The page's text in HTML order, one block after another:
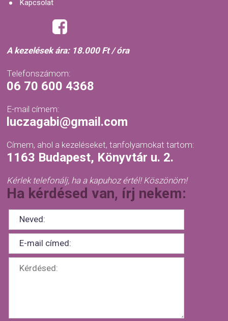
Kapcsolat
A kezelések ára: 18.000 Ft / óra
Telefonszámom:
06 70 600 4368
E-mail címem:
luczagabi@gmail.com
Címem, ahol a kezeléseket, tanfolyamokat tartom:
1163 Budapest, Könyvtár u. 2.
Kérlek telefonálj, ha a kapuhoz értél! Köszönöm!
Ha kérdésed van, írj nekem: